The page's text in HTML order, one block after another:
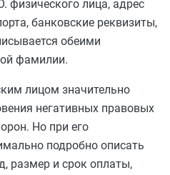
физического лица, адрес
банковские реквизиты,
обеими
фамилии.
лицом значительно
негативных правовых
Но при его
подробно описать
размер и срок оплаты,